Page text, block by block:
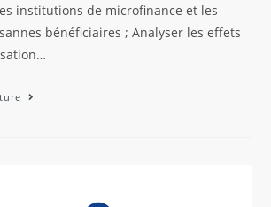
institutions de microfinance et les
bénéficiaires ; Analyser les effets